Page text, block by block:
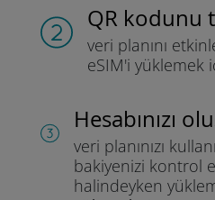
QR kodunu
veri planını
eSIM'i yüklemek
Hesabınızı
veri planınızı
bakiyenizi kontrol
halindeyken